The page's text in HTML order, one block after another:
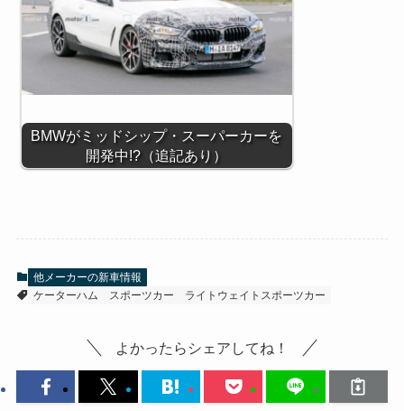
BMWがミッドシップ・スーパーカーを
開発中!?（追記あり）
他メーカーの新車情報
ケーターハム
スポーツカー ライトウェイトスポーツカー
よかったらシェアしてね！